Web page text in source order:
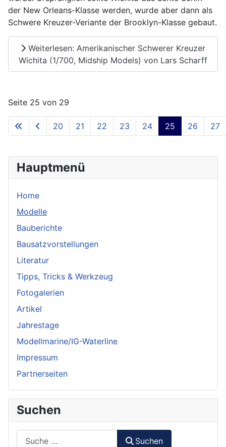
Hauptmenü
Home
Modelle
Bauberichte
Bausatzvorstellungen
Literatur
Tipps, Tricks & Werkzeug
Fotogalerien
Artikel
Jahrestage
Modellmarine/IG-Waterline
Impressum
Partnerseiten
Suchen
Suchen
der New Orleans-Klasse werden, wurde aber dann als
Schwere Kreuzer-Veriante der Brooklyn-Klasse gebaut.
Weiterlesen: Amerikanischer Schwerer Kreuzer
Wichita (1/700, Midship Models) von Lars Scharff
Seite 25 von 29
20 21 22 23 24 25 26 27